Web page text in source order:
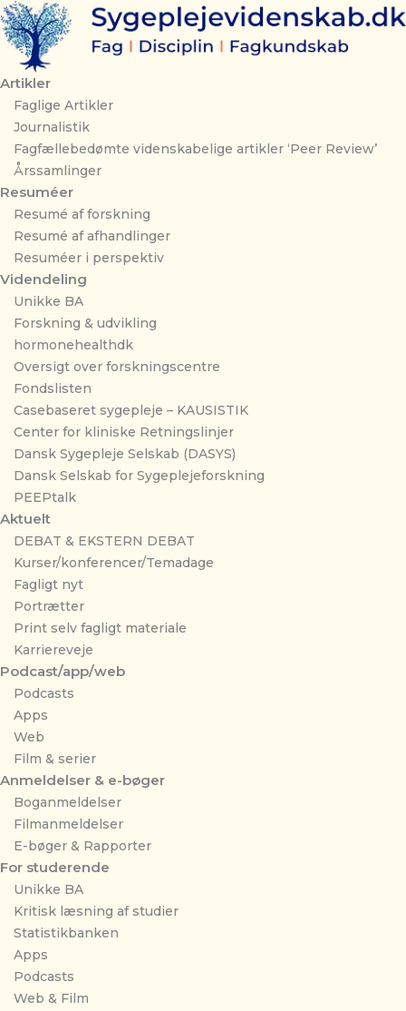
Gå
til
indholdet
Artikler
Faglige Artikler
Journalistik
Fagfællebedømte videnskabelige artikler ‘Peer Review’
Årssamlinger
Resuméer
Resumé af forskning
Resumé af afhandlinger
Resuméer i perspektiv
Videndeling
Unikke BA
Forskning & udvikling
hormonehealthdk
Oversigt over forskningscentre
Fondslisten
Casebaseret sygepleje – KAUSISTIK
Center for kliniske Retningslinjer
Dansk Sygepleje Selskab (DASYS)
Dansk Selskab for Sygeplejeforskning
PEEPtalk
Aktuelt
DEBAT & EKSTERN DEBAT
Kurser/konferencer/Temadage
Fagligt nyt
Portrætter
Print selv fagligt materiale
Karriereveje
Podcast/app/web
Podcasts
Apps
Web
Film & serier
Anmeldelser & e-bøger
Boganmeldelser
Filmanmeldelser
E-bøger & Rapporter
For studerende
Unikke BA
Kritisk læsning af studier
Statistikbanken
Apps
Podcasts
Web & Film